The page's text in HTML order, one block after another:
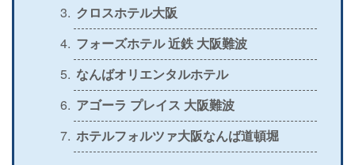
クロスホテル大阪
フォーズホテル 近鉄 大阪難波
なんばオリエンタルホテル
アゴーラ プレイス 大阪難波
ホテルフォルツァ大阪なんば道頓堀